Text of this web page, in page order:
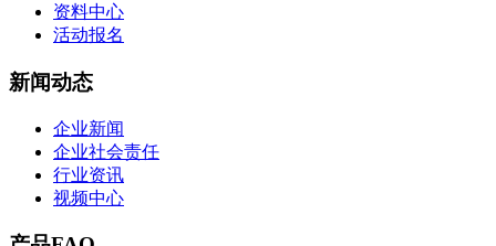
资料中心
活动报名
新闻动态
企业新闻
企业社会责任
行业资讯
视频中心